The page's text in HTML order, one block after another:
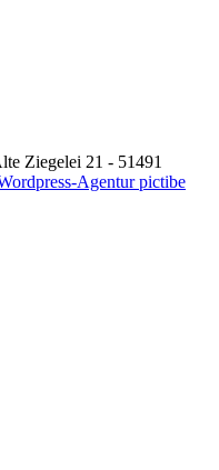
Ziegelei 21 - 51491
Agentur pictibe